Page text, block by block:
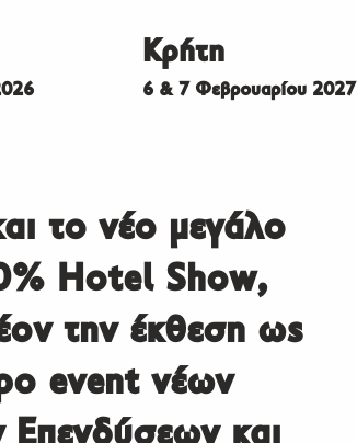
Κρήτη
6 & 7 Φεβρουαρίου 2027
το νέο μεγάλο
Hotel Show,
την έκθεση ως
event νέων